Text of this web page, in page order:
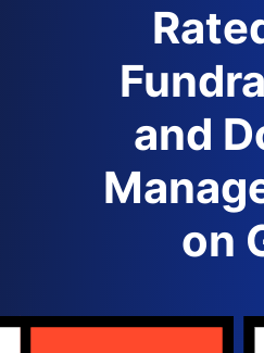
and
on